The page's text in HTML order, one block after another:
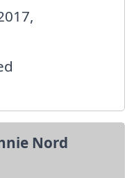
Nord